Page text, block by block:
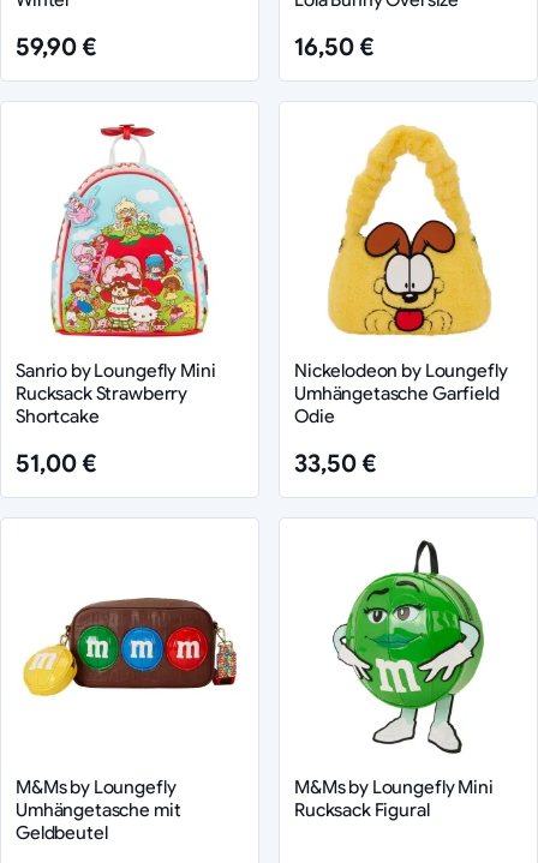
59,90 € 16,50 €
Sanrio by Loungefly Mini
Rucksack Strawberry
Shortcake
51,00 €
Nickelodeon by Loungefly
Umhängetasche Garfield
Odie
33,50 €
M&Ms by Loungefly
Umhängetasche mit
Geldbeutel
M&Ms by Loungefly Mini
Rucksack Figural